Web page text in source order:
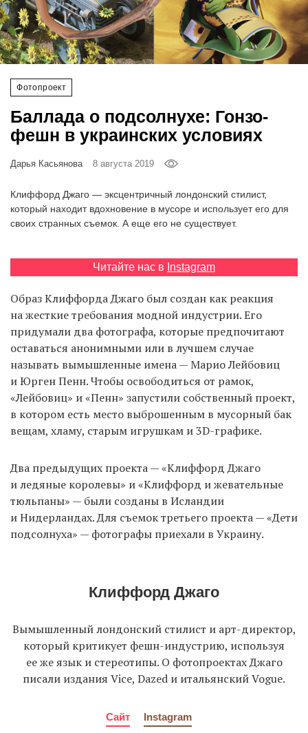
Фотопроект
Баллада о подсолнухе: Гонзо-
фешн в украинских условиях
Дарья Касьянова 8 августа 2019
Клиффорд Джаго — эксцентричный лондонский стилист,
который находит вдохновение в мусоре и использует его для
своих странных съемок. А еще его не существует.
Читайте нас в Instagram
Образ Клиффорда Джаго был создан как реакция
на жесткие требования модной индустрии. Его
придумали два фотографа, которые предпочитают
оставаться анонимными или в лучшем случае
называть вымышленные имена — Марио Лейбовиц
и Юрген Пенн. Чтобы освободиться от рамок,
«Лейбовиц» и «Пенн» запустили собственный проект,
в котором есть место выброшенным в мусорный бак
вещам, хламу, старым игрушкам и 3D-графике.
Два предыдущих проекта — «Клиффорд Джаго
и ледяные королевы» и «Клиффорд и жевательные
тюльпаны» — были созданы в Исландии
и Нидерландах. Для съемок третьего проекта — «Дети
подсолнуха» — фотографы приехали в Украину.
Клиффорд Джаго
Вымышленный лондонский стилист и арт-директор,
который критикует фешн-индустрию, используя
ее же язык и стереотипы. О фотопроектах Джаго
писали издания Vice, Dazed и итальянский Vogue.
Сайт Instagram